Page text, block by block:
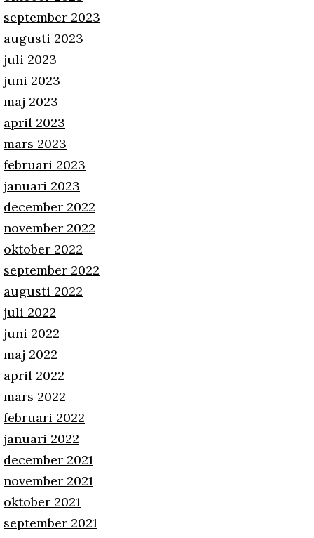
september 2023
augusti 2023
juli 2023
juni 2023
maj 2023
april 2023
mars 2023
februari 2023
januari 2023
december 2022
november 2022
oktober 2022
september 2022
augusti 2022
juli 2022
juni 2022
maj 2022
april 2022
mars 2022
februari 2022
januari 2022
december 2021
november 2021
oktober 2021
september 2021